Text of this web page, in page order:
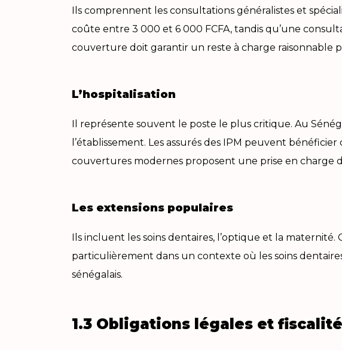
Ils comprennent les consultations généralistes et
coûte entre 3 000 et 6 000 FCFA, tandis qu’une
couverture doit garantir un reste à charge raisonnable
L’hospitalisation
Il représente souvent le poste le plus critique. Au
l’établissement. Les assurés des IPM peuvent
couvertures modernes proposent une prise en charge
Les extensions populaires
Ils incluent les soins dentaires, l’optique et la
particulièrement dans un contexte où les soins
sénégalais.
1.3 Obligations légales et fiscalité